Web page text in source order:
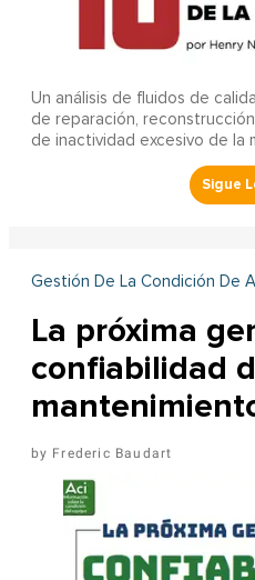
Un análisis de fluidos de
de reparación,
de inactividad excesivo de la
Gestión De La Condición De
La próxima
confiabilidad
Frederic Baudart